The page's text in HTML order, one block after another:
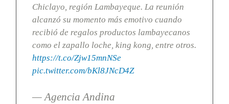
Chiclayo, región Lambayeque. La reunión
alcanzó su momento más emotivo cuando
recibió de regalos productos lambayecanos
como el zapallo loche, king kong, entre otros.
https://t.co/Zjw15mnNSe
pic.twitter.com/bKl8JNcD4Z
— Agencia Andina